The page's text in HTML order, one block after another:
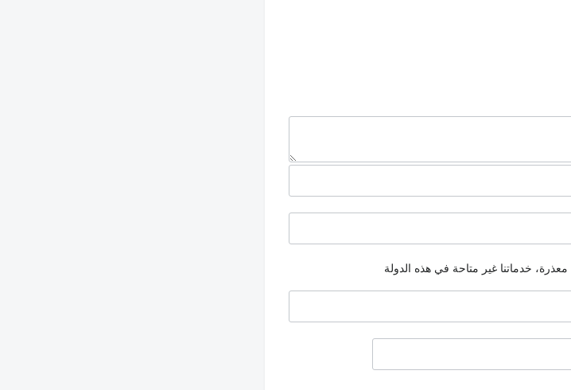
معذرة، خدماتنا غير متاحة في هذه الدولة